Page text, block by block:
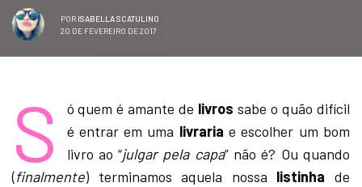
POR ISABELLA SCATULINO
20 DE FEVEREIRO DE 2017
S ó quem é amante de livros sabe o quão difícil
é entrar em uma livraria e escolher um bom
livro ao “julgar pela capa” não é? Ou quando
(finalmente) terminamos aquela nossa listinha de